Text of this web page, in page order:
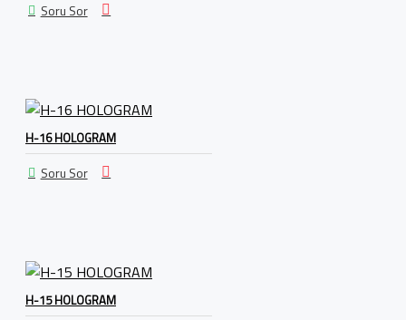
Soru Sor
H-16 HOLOGRAM
Soru Sor
H-15 HOLOGRAM